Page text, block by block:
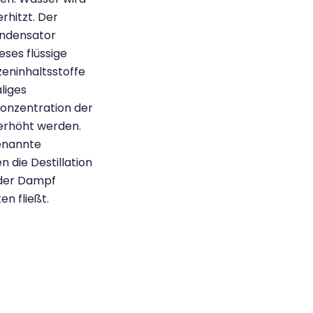
Der
flüssige
der
werden.
die Destillation
Dampf
fließt.